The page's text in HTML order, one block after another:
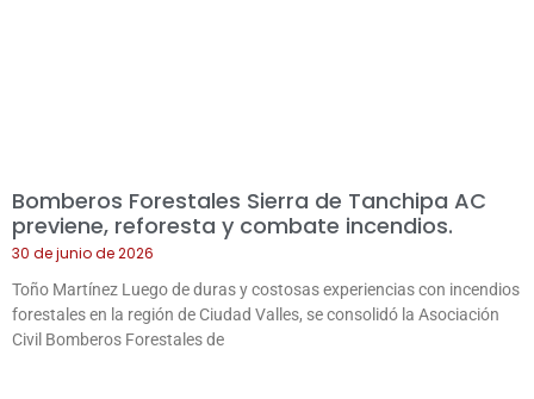
Bomberos Forestales Sierra de Tanchipa AC
previene, reforesta y combate incendios.
30 de junio de 2026
Toño Martínez Luego de duras y costosas experiencias con incendios
forestales en la región de Ciudad Valles, se consolidó la Asociación
Civil Bomberos Forestales de